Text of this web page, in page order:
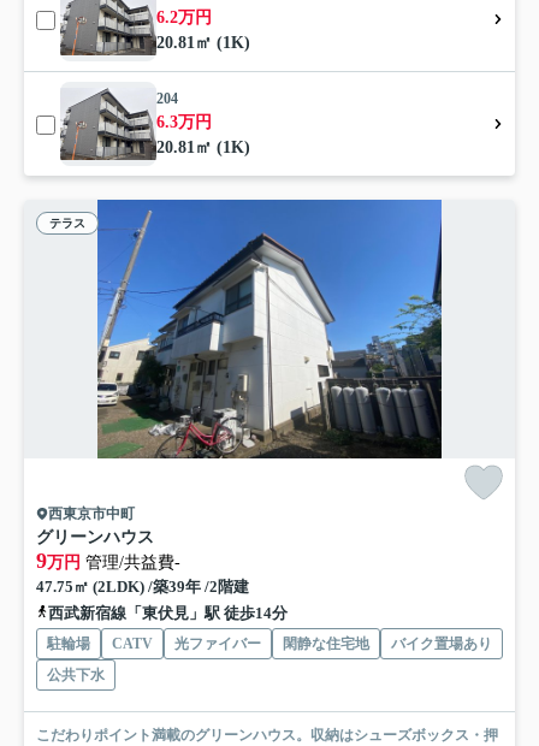
6.2万円
20.81㎡ (1K)
204
6.3万円
20.81㎡ (1K)
テラス
西東京市中町
グリーンハウス
9万円 管理/共益費-
47.75㎡ (2LDK) /築39年 /2階建
西武新宿線「東伏見」駅 徒歩14分
駐輪場 CATV 光ファイバー 閑静な住宅地
バイク置場あり
公共下水
こだわりポイント満載のグリーンハウス。収納はシューズボックス・押